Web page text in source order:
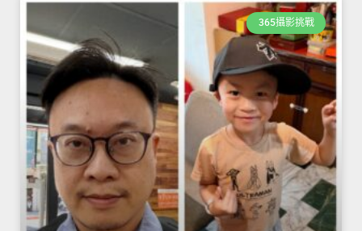
365攝影挑戰